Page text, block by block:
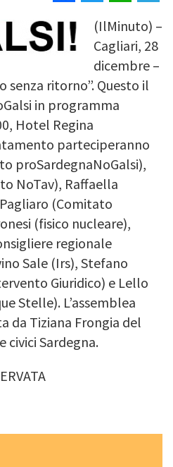
(IlMinuto) –
Cagliari, 28
dicembre –
ritorno”. Questo il
in programma
Hotel Regina
parteciperanno
proSardegnaNoGalsi),
NoTav), Raffaella
(Comitato
(fisico nucleare),
regionale
Sale (Irs), Stefano
Giuridico) e Lello
Stelle). L’assemblea
da Tiziana Frongia del
civici Sardegna.